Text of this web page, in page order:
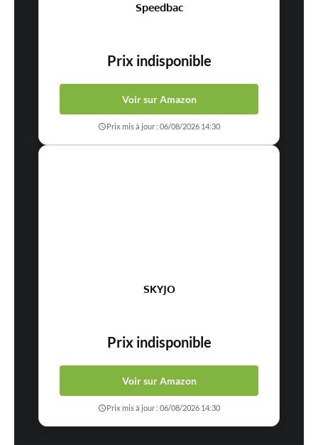
Speedbac
Prix indisponible
Voir sur Amazon
Prix mis à jour : 06/08/2026 14:30
SKYJO
Prix indisponible
Voir sur Amazon
Prix mis à jour : 06/08/2026 14:30